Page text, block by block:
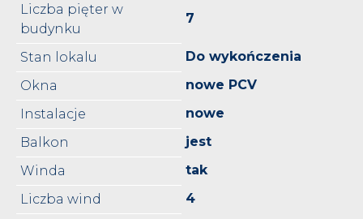
Liczba pięter w
budynku
7
Stan lokalu
Do wykończenia
Okna
nowe PCV
Instalacje
nowe
Balkon
jest
Winda
tak
Liczba wind
4